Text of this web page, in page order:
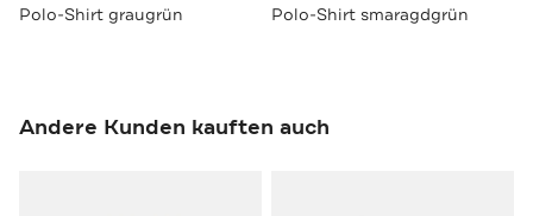
Polo-Shirt graugrün Polo-Shirt smaragdgrün
Andere Kunden kauften auch